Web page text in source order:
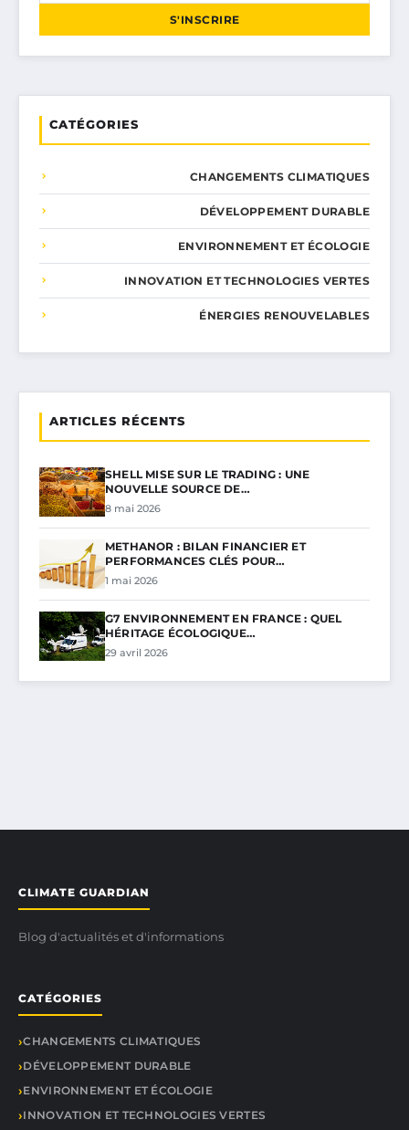
S'INSCRIRE
CATÉGORIES
CHANGEMENTS CLIMATIQUES
DÉVELOPPEMENT DURABLE
ENVIRONNEMENT ET ÉCOLOGIE
INNOVATION ET TECHNOLOGIES VERTES
ÉNERGIES RENOUVELABLES
ARTICLES RÉCENTS
SHELL MISE SUR LE TRADING : UNE
NOUVELLE SOURCE DE…
8 mai 2026
METHANOR : BILAN FINANCIER ET
PERFORMANCES CLÉS POUR…
1 mai 2026
G7 ENVIRONNEMENT EN FRANCE : QUEL
HÉRITAGE ÉCOLOGIQUE…
29 avril 2026
CLIMATE GUARDIAN
Blog d'actualités et d'informations
CATÉGORIES
CHANGEMENTS CLIMATIQUES
DÉVELOPPEMENT DURABLE
ENVIRONNEMENT ET ÉCOLOGIE
INNOVATION ET TECHNOLOGIES VERTES